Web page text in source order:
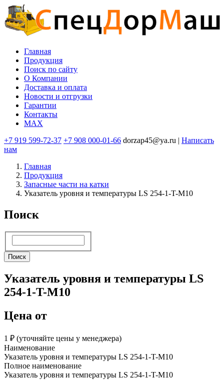
Перейти
к
основному
содержанию
Основная
навигация
Главная
Продукция
Поиск по сайту
O Компании
Доставка и оплата
Новости и отгрузки
Гарантии
Контакты
MAX
+7 919 599-72-37 +7 908 000-01-66 dorzap45@ya.ru | Написать
нам
Главная
Продукция
Запасные части на катки
Указатель уровня и температуры LS 254-1-T-M10
Поиск
Поиск
Указатель уровня и температуры LS
254-1-T-M10
Цена от
1 ₽︁ (уточняйте цены у менеджера)
Наименование
Указатель уровня и температуры LS 254-1-T-M10
Полное наименование
Указатель уровня и температуры LS 254-1-T-M10